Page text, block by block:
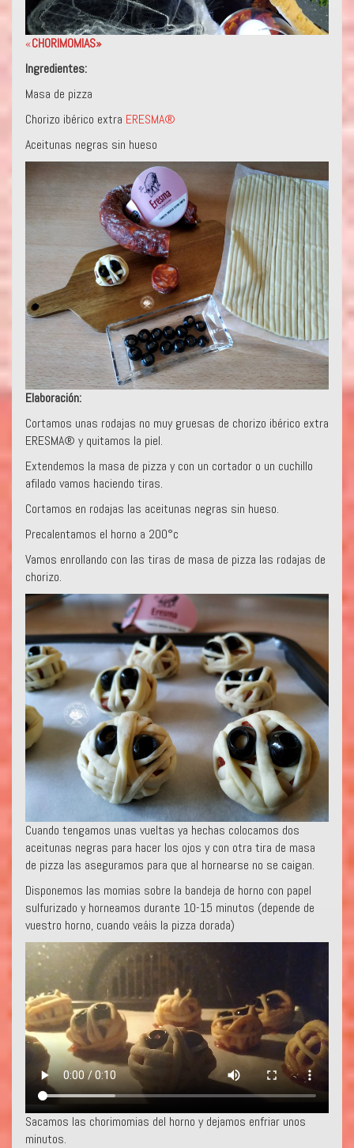
«CHORIMOMIAS»
Ingredientes:
Masa de pizza
Chorizo ibérico extra ERESMA®
Aceitunas negras sin hueso
Elaboración:
Cortamos unas rodajas no muy gruesas de chorizo ibérico extra
ERESMA® y quitamos la piel.
Extendemos la masa de pizza y con un cortador o un cuchillo
afilado vamos haciendo tiras.
Cortamos en rodajas las aceitunas negras sin hueso.
Precalentamos el horno a 200°c
Vamos enrollando con las tiras de masa de pizza las rodajas de
chorizo.
Cuando tengamos unas vueltas ya hechas colocamos dos
aceitunas negras para hacer los ojos y con otra tira de masa
de pizza las aseguramos para que al hornearse no se caigan.
Disponemos las momias sobre la bandeja de horno con papel
sulfurizado y horneamos durante 10-15 minutos (depende de
vuestro horno, cuando veáis la pizza dorada)
Sacamos las chorimomias del horno y dejamos enfriar unos
minutos.